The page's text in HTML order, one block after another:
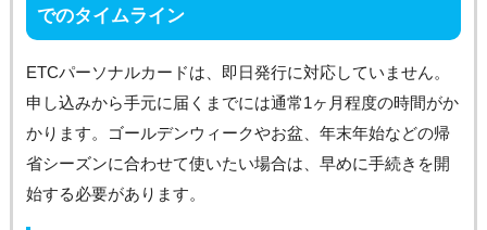
でのタイムライン
ETCパーソナルカードは、即日発行に対応していません。
申し込みから手元に届くまでには通常1ヶ月程度の時間がか
かります。ゴールデンウィークやお盆、年末年始などの帰
省シーズンに合わせて使いたい場合は、早めに手続きを開
始する必要があります。